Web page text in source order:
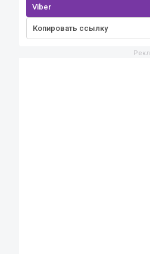
Viber
Копировать ссылку